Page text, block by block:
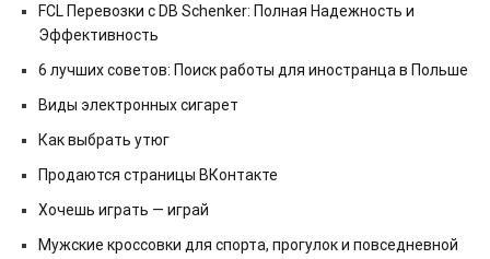
FCL Перевозки с DB Schenker: Полная Надежность и
Эффективность
6 лучших советов: Поиск работы для иностранца в Польше
Виды электронных сигарет
Как выбрать утюг
Продаются страницы ВКонтакте
Хочешь играть — играй
Мужские кроссовки для спорта, прогулок и повседневной